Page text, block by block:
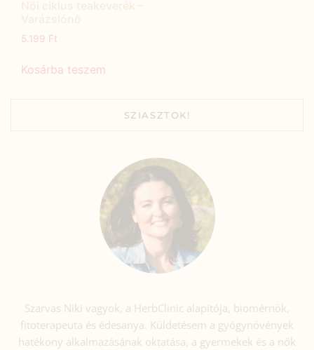
5.199 Ft
Kosárba teszem
SZIASZTOK!
Szarvas Niki vagyok, a HerbClinic alapítója, biomérnök,
fitoterapeuta és édesanya. Küldetésem a gyógynövények
hatékony alkalmazásának oktatása, a gyermekek és a nők